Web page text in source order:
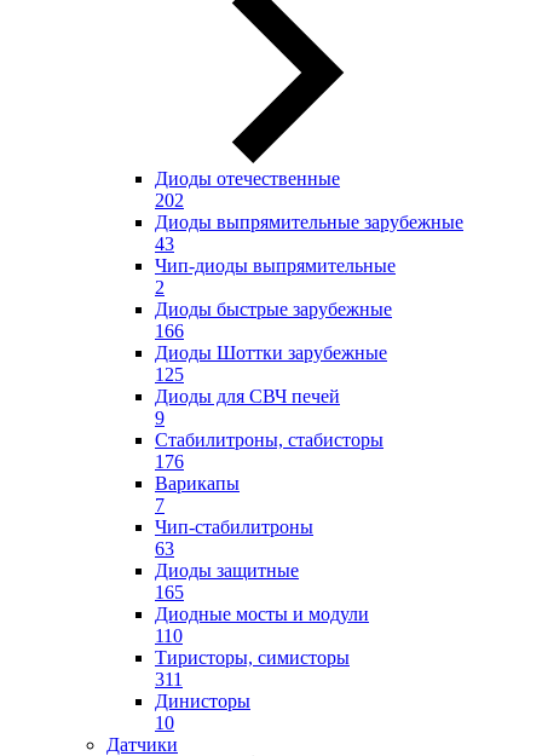
Диоды отечественные
202
Диоды выпрямительные зарубежные
43
Чип-диоды выпрямительные
2
Диоды быстрые зарубежные
166
Диоды Шоттки зарубежные
125
Диоды для СВЧ печей
9
Стабилитроны, стабисторы
176
Варикапы
7
Чип-стабилитроны
63
Диоды защитные
165
Диодные мосты и модули
110
Тиристоры, симисторы
311
Динисторы
10
Датчики